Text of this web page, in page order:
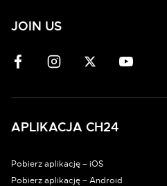
JOIN US
APLIKACJA CH24
Pobierz aplikację – iOS
Pobierz aplikację – Android